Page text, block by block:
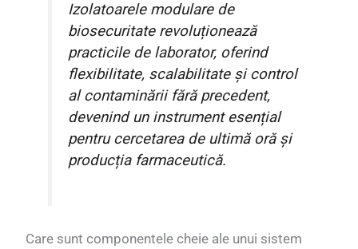
Izolatoarele modulare de
biosecuritate revoluționează
practicile de laborator, oferind
flexibilitate, scalabilitate și control
al contaminării fără precedent,
devenind un instrument esențial
pentru cercetarea de ultimă oră și
producția farmaceutică.
Care sunt componentele cheie ale unui sistem